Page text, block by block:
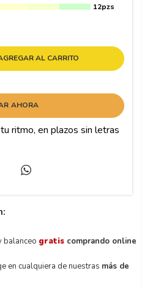
12pzs
AL CARRITO
AHORA
balanceo gratis comprando online
en cualquiera de nuestras más de